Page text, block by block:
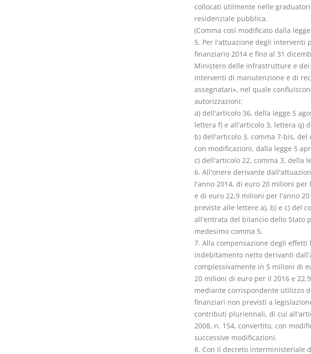
collocati utilmente nelle
residenziale pubblica.
(Comma così modificato dalla
5. Per l'attuazione degli interventi
finanziario 2014 e fino al 31
Ministero delle infrastrutture e
interventi di manutenzione e di
assegnatari», nel quale
autorizzazioni:
a) dell'articolo 36, della legge 5
lettera f) e all'articolo 3, lettera q)
b) dell'articolo 3, comma 7-bis,
con modificazioni, dalla legge 5
c) dell'articolo 22, comma 3, della
6. All'onere derivante
l'anno 2014, di euro 20 milioni
e di euro 22,9 milioni per l'anno
previste alle lettere a), b) e c) del
all'entrata del bilancio dello Stato
medesimo comma 5.
7. Alla compensazione degli
indebitamento netto derivanti
complessivamente in 5 milioni di
20 milioni di euro per il 2016 e
mediante corrispondente utilizzo
finanziari non previsti a
contributi pluriennali, di cui
2008, n. 154, convertito, con
successive modificazioni.
8. Con il decreto interministeriale